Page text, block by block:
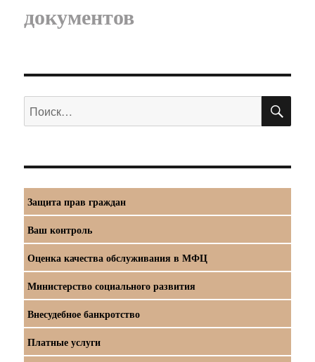
документов
Искать:
Защита прав граждан
Ваш контроль
Оценка качества обслуживания в МФЦ
Министерство социального развития
Внесудебное банкротство
Платные услуги